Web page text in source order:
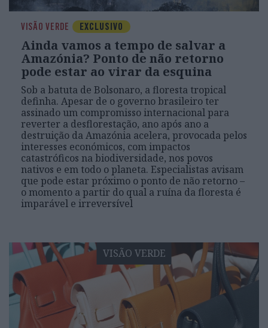
VISÃO VERDE EXCLUSIVO
Ainda vamos a tempo de salvar a
Amazónia? Ponto de não retorno
pode estar ao virar da esquina
Sob a batuta de Bolsonaro, a floresta tropical
definha. Apesar de o governo brasileiro ter
assinado um compromisso internacional para
reverter a desflorestação, ano após ano a
destruição da Amazónia acelera, provocada pelos
interesses económicos, com impactos
catastróficos na biodiversidade, nos povos
nativos e em todo o planeta. Especialistas avisam
que pode estar próximo o ponto de não retorno –
o momento a partir do qual a ruína da floresta é
imparável e irreversível
VISÃO VERDE